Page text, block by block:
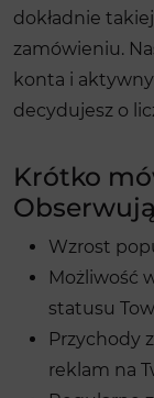
dokładnie
zamówieniu.
konta i
decydujesz o
Krótko
Wzrost
Możliwość
statusu
Przychody
reklam na